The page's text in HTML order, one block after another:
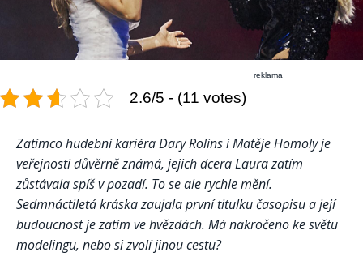
reklama
2.6/5 - (11 votes)
Zatímco hudební kariéra Dary Rolins i Matěje Homoly je
veřejnosti důvěrně známá, jejich dcera Laura zatím
zůstávala spíš v pozadí. To se ale rychle mění.
Sedmnáctiletá kráska zaujala první titulku časopisu a její
budoucnost je zatím ve hvězdách. Má nakročeno ke světu
modelingu, nebo si zvolí jinou cestu?